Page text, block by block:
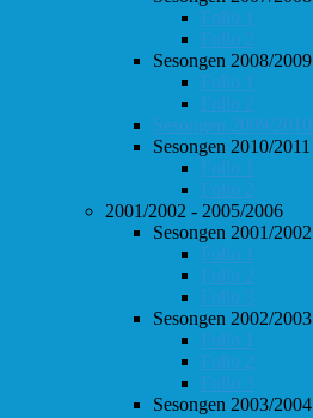
Follo 1
Follo 2
Sesongen 2008/2009
Follo 1
Follo 2
Sesongen 2009/2010
Sesongen 2010/2011
Follo 1
Follo 2
2001/2002 - 2005/2006
Sesongen 2001/2002
Follo 1
Follo 2
Follo 3
Sesongen 2002/2003
Follo 1
Follo 2
Follo 3
Sesongen 2003/2004